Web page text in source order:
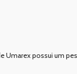
Umarex possui um